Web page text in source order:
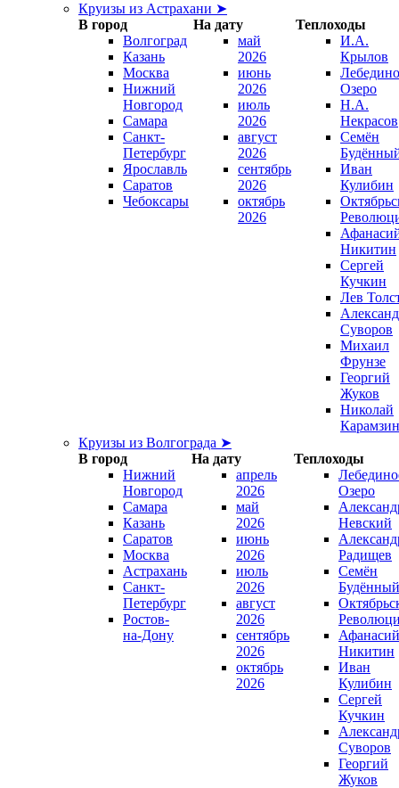
Круизы из Астрахани ➤
В город
На дату
Теплоходы
Волгоград
Казань
Москва
Нижний
Новгород
Самара
Санкт-
Петербург
Ярославль
Саратов
Чебоксары
май
2026
июнь
2026
июль
2026
август
2026
сентябрь
2026
октябрь
2026
И.А.
Крылов
Озеро
Н.А.
Некрасов
Семён
Иван
Кулибин
Никитин
Сергей
Кучкин
Лев
Суворов
Михаил
Фрунзе
Георгий
Жуков
Николай
Карамзин
Круизы из Волгограда ➤
В город
На дату
Теплоходы
Нижний
Новгород
Самара
Казань
Саратов
Москва
Астрахань
Санкт-
Петербург
Ростов-
на-Дону
апрель
2026
май
2026
июнь
2026
июль
2026
август
2026
сентябрь
2026
октябрь
2026
Озеро
Невский
Радищев
Семён
Будённый
Афанасий
Никитин
Иван
Кулибин
Сергей
Кучкин
Суворов
Георгий
Жуков